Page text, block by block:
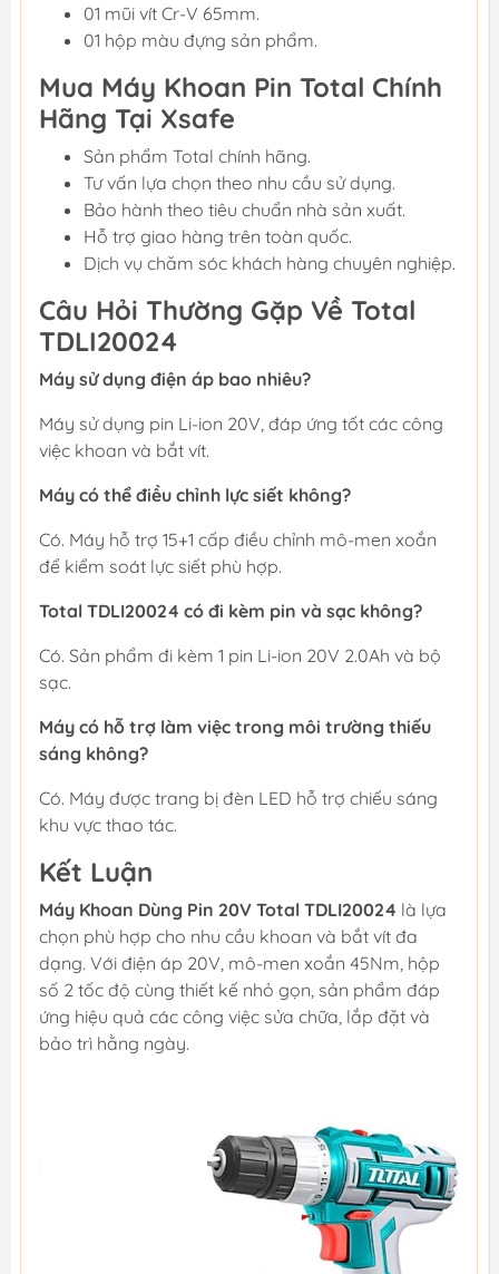
01 mũi vít Cr-V 65mm.
01 hộp màu đựng sản phẩm.
Mua Máy Khoan Pin Total Chính
Hãng Tại Xsafe
Sản phẩm Total chính hãng.
Tư vấn lựa chọn theo nhu cầu sử dụng.
Bảo hành theo tiêu chuẩn nhà sản xuất.
Hỗ trợ giao hàng trên toàn quốc.
Dịch vụ chăm sóc khách hàng chuyên nghiệp.
Câu Hỏi Thường Gặp Về Total
TDLI20024
Máy sử dụng điện áp bao nhiêu?
Máy sử dụng pin Li-ion 20V, đáp ứng tốt các công
việc khoan và bắt vít.
Máy có thể điều chỉnh lực siết không?
Có. Máy hỗ trợ 15+1 cấp điều chỉnh mô-men xoắn
để kiểm soát lực siết phù hợp.
Total TDLI20024 có đi kèm pin và sạc không?
Có. Sản phẩm đi kèm 1 pin Li-ion 20V 2.0Ah và bộ
sạc.
Máy có hỗ trợ làm việc trong môi trường thiếu
sáng không?
Có. Máy được trang bị đèn LED hỗ trợ chiếu sáng
khu vực thao tác.
Kết Luận
Máy Khoan Dùng Pin 20V Total TDLI20024 là lựa
chọn phù hợp cho nhu cầu khoan và bắt vít đa
dạng. Với điện áp 20V, mô-men xoắn 45Nm, hộp
số 2 tốc độ cùng thiết kế nhỏ gọn, sản phẩm đáp
ứng hiệu quả các công việc sửa chữa, lắp đặt và
bảo trì hằng ngày.